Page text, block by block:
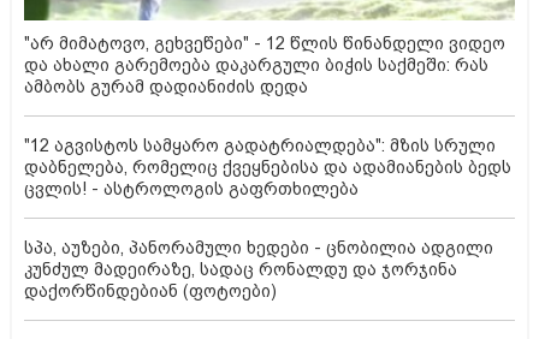
"არ მიმატოვო, გეხვეწები" - 12 წლის წინანდელი ვიდეო
და ახალი გარემოება დაკარგული ბიჭის საქმეში: რას
ამბობს გურამ დადიანიძის დედა
"12 აგვისტოს სამყარო გადატრიალდება": მზის სრული
დაბნელება, რომელიც ქვეყნებისა და ადამიანების ბედს
ცვლის! - ასტროლოგის გაფრთხილება
სპა, აუზები, პანორამული ხედები - ცნობილია ადგილი
კუნძულ მადეირაზე, სადაც რონალდუ და ჯორჯინა
დაქორწინდებიან (ფოტოები)